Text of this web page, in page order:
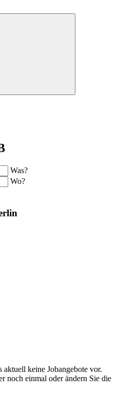
Was?
Wo?
keine Jobangebote vor.
noch einmal oder ändern Sie die